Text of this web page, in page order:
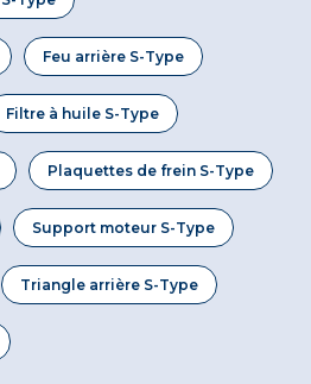
Feu arrière S-Type
Filtre à huile S-Type
Plaquettes de frein S-Type
Support moteur S-Type
Triangle arrière S-Type